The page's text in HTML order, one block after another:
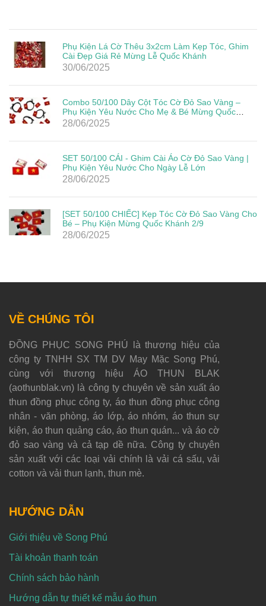
Phụ Kiện Lá Cờ Thêu 3x2cm Làm Kẹp Tóc, Ghim
Cài Đẹp Giá Rẻ Mừng Lễ Quốc Khánh
30/06/2025
Combo 50/100 Dây Cột Tóc Cờ Đỏ Sao Vàng –
Phụ Kiện Yêu Nước Cho Mẹ & Bé Mừng Quốc
Khánh 2/9
28/06/2025
SET 50/100 CÁI - Ghim Cài Áo Cờ Đỏ Sao Vàng |
Phụ Kiện Yêu Nước Cho Ngày Lễ Lớn
28/06/2025
[SET 50/100 CHIẾC] Kẹp Tóc Cờ Đỏ Sao Vàng Cho
Bé – Phụ Kiện Mừng Quốc Khánh 2/9
28/06/2025
VỀ CHÚNG TÔI
ĐỒNG PHỤC SONG PHÚ là thương hiệu của
công ty TNHH SX TM DV May Mặc Song Phú,
cùng với thương hiệu ÁO THUN BLAK
(aothunblak.vn) là công ty chuyên về sản xuất áo
thun đồng phục công ty, áo thun đồng phục công
nhân - văn phòng, áo lớp, áo nhóm, áo thun sự
kiện, áo thun quảng cáo, áo thun quán... và áo cờ
đỏ sao vàng và cả tạp dề nữa. Công ty chuyên
sản xuất với các loại vải chính là vải cá sấu, vải
cotton và vải thun lạnh, thun mè.
HƯỚNG DẪN
Giới thiệu về Song Phú
Tài khoản thanh toán
Chính sách bảo hành
Hướng dẫn tự thiết kế mẫu áo thun